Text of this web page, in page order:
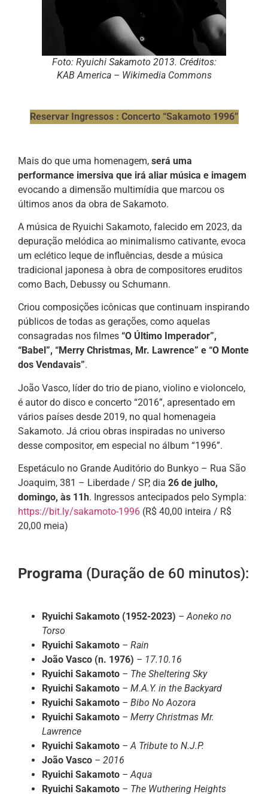
Foto: Ryuichi Sakamoto 2013. Créditos:
KAB America – Wikimedia Commons
Reservar Ingressos : Concerto “Sakamoto 1996”
Mais do que uma homenagem, será uma
performance imersiva que irá aliar música e imagem
evocando a dimensão multimídia que marcou os
últimos anos da obra de Sakamoto.
A música de Ryuichi Sakamoto, falecido em 2023, da
depuração melódica ao minimalismo cativante, evoca
um eclético leque de influências, desde a música
tradicional japonesa à obra de compositores eruditos
como Bach, Debussy ou Schumann.
Criou composições icônicas que continuam inspirando
públicos de todas as gerações, como aquelas
consagradas nos filmes “O Último Imperador”,
“Babel”, “Merry Christmas, Mr. Lawrence” e “O Monte
dos Vendavais”.
João Vasco, líder do trio de piano, violino e violoncelo,
é autor do disco e concerto “2016”, apresentado em
vários países desde 2019, no qual homenageia
Sakamoto. Já criou obras inspiradas no universo
desse compositor, em especial no álbum “1996”.
Espetáculo no Grande Auditório do Bunkyo – Rua São
Joaquim, 381 – Liberdade / SP, dia 26 de julho,
domingo, às 11h. Ingressos antecipados pelo Sympla:
https://bit.ly/sakamoto-1996 (R$ 40,00 inteira / R$
20,00 meia)
Programa (Duração de 60 minutos):
Ryuichi Sakamoto (1952-2023) – Aoneko no
Torso
Ryuichi Sakamoto – Rain
João Vasco (n. 1976) – 17.10.16
Ryuichi Sakamoto – The Sheltering Sky
Ryuichi Sakamoto – M.A.Y. in the Backyard
Ryuichi Sakamoto – Bibo No Aozora
Ryuichi Sakamoto – Merry Christmas Mr.
Lawrence
Ryuichi Sakamoto – A Tribute to N.J.P.
João Vasco – 2016
Ryuichi Sakamoto – Aqua
Ryuichi Sakamoto – The Wuthering Heights